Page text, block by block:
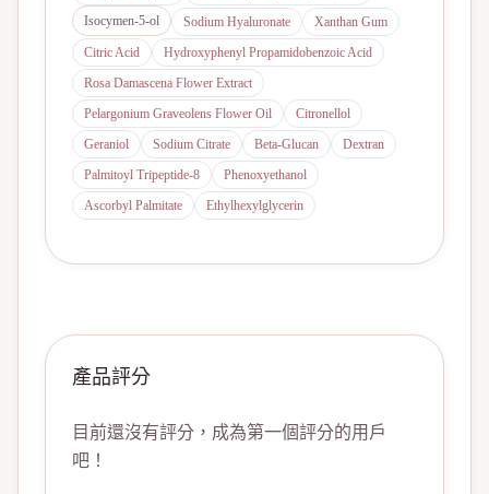
Isocymen-5-ol
Sodium Hyaluronate
Xanthan Gum
Citric Acid
Hydroxyphenyl Propamidobenzoic Acid
Rosa Damascena Flower Extract
Pelargonium Graveolens Flower Oil
Citronellol
Geraniol
Sodium Citrate Beta-Glucan
Dextran
Palmitoyl Tripeptide-8
Phenoxyethanol
Ascorbyl Palmitate
Ethylhexylglycerin
產品評分
目前還沒有評分，成為第一個評分的用戶
吧！